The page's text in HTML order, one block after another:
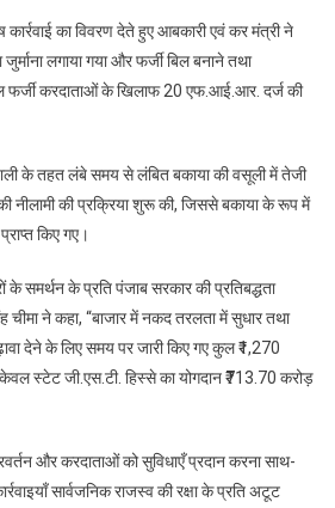
का विवरण देते हुए आबकारी एवं कर मंत्री ने
लगाया गया और फर्जी बिल बनाने तथा
फर्जी करदाताओं के खिलाफ 20 एफ.आई.आर. दर्ज की
के तहत लंबे समय से लंबित बकाया की वसूली में तेजी
नीलामी की प्रक्रिया शुरू की, जिससे बकाया के रूप में
किए गए।
के समर्थन के प्रति पंजाब सरकार की प्रतिबद्धता
चीमा ने कहा, “बाजार में नकद तरलता में सुधार तथा
देने के लिए समय पर जारी किए गए कुल ₹1,270
स्टेट जी.एस.टी. हिस्से का योगदान ₹713.70 करोड़
और करदाताओं को सुविधाएँ प्रदान करना साथ-
सार्वजनिक राजस्व की रक्षा के प्रति अटूट